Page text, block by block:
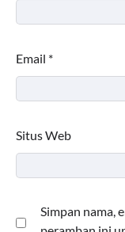
Email *
Situs Web
Simpan nama,